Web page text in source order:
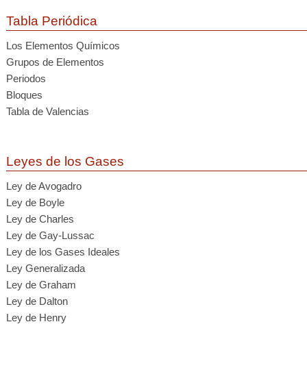
Tabla Periódica
Los Elementos Químicos
Grupos de Elementos
Periodos
Bloques
Tabla de Valencias
Leyes de los Gases
Ley de Avogadro
Ley de Boyle
Ley de Charles
Ley de Gay-Lussac
Ley de los Gases Ideales
Ley Generalizada
Ley de Graham
Ley de Dalton
Ley de Henry